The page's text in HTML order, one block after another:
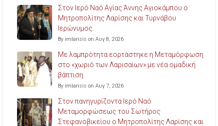
Στον Ιερό Ναό Αγίας Άννης Αγιοκάμπου ο
Μητροπολίτης Λαρίσης και Τυρνάβου
Ιερώνυμος.
By imlarisis on Αυγ 8, 2026
Με λαμπρότητα εορτάστηκε η Μεταμόρφωση
στο «χωριό των Λαρισαίων» με νέα ομαδική
βάπτιση.
By imlarisis on Αυγ 7, 2026
Στον πανηγυρίζοντα Ιερό Ναό
Μεταμορφώσεως του Σωτήρος
Στεφανοβικείου ο Μητροπολίτης Λαρίσης και